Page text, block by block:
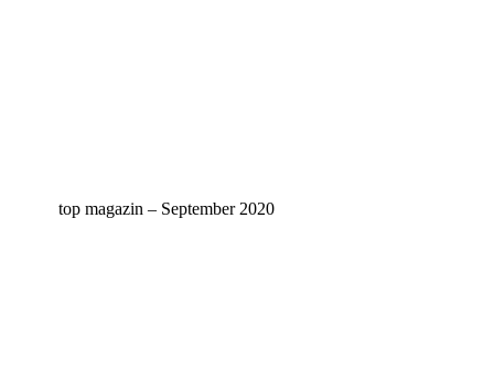
top magazin – September 2020